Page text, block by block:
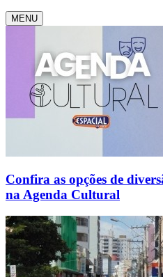
MENU
Confira as opções de
na Agenda Cultural